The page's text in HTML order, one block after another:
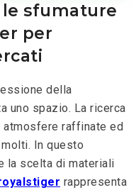
sfumature
per
della
uno spazio. La ricerca
atmosfere raffinate ed
In questo
la scelta di materiali
rappresenta